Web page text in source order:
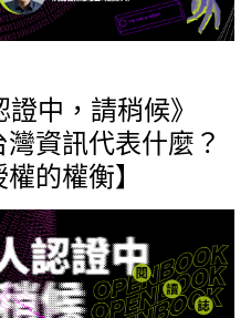
證中，請稍候》
灣資訊代表什麼？
的權衡】